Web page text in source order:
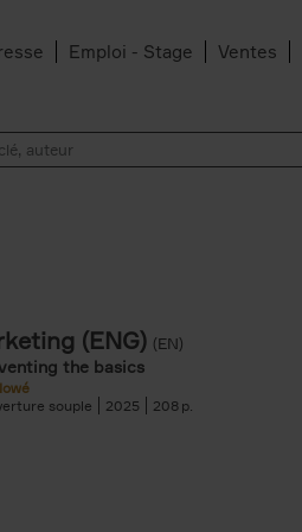
Emploi - Stage Ventes
(ENG) (EN)
the basics
souple
2025 208